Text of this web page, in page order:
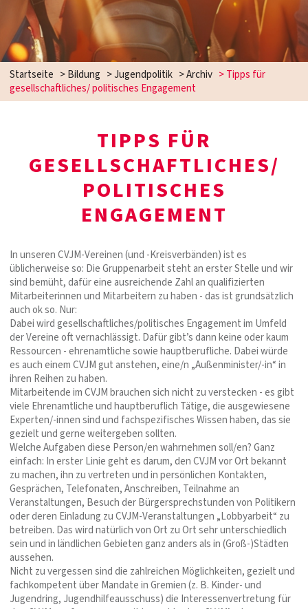
Startseite >Bildung >Jugendpolitik >Archiv >Tipps für
gesellschaftliches/ politisches Engagement
TIPPS FÜR
GESELLSCHAFTLICHES/
POLITISCHES
ENGAGEMENT
In unseren CVJM-Vereinen (und -Kreisverbänden) ist es
üblicherweise so: Die Gruppenarbeit steht an erster Stelle und wir
sind bemüht, dafür eine ausreichende Zahl an qualifizierten
Mitarbeiterinnen und Mitarbeitern zu haben - das ist grundsätzlich
auch ok so. Nur:
Dabei wird gesellschaftliches/politisches Engagement im Umfeld
der Vereine oft vernachlässigt. Dafür gibt’s dann keine oder kaum
Ressourcen - ehrenamtliche sowie hauptberufliche. Dabei würde
es auch einem CVJM gut anstehen, eine/n „Außenminister/-in“ in
ihren Reihen zu haben.
Mitarbeitende im CVJM brauchen sich nicht zu verstecken - es gibt
viele Ehrenamtliche und hauptberuflich Tätige, die ausgewiesene
Experten/-innen sind und fachspezifisches Wissen haben, das sie
gezielt und gerne weitergeben sollten.
Welche Aufgaben diese Person/en wahrnehmen soll/en? Ganz
einfach: In erster Linie geht es darum, den CVJM vor Ort bekannt
zu machen, ihn zu vertreten und in persönlichen Kontakten,
Gesprächen, Telefonaten, Anschreiben, Teilnahme an
Veranstaltungen, Besuch der Bürgersprechstunden von Politikern
oder deren Einladung zu CVJM-Veranstaltungen „Lobbyarbeit“ zu
betreiben. Das wird natürlich von Ort zu Ort sehr unterschiedlich
sein und in ländlichen Gebieten ganz anders als in (Groß-)Städten
aussehen.
Nicht zu vergessen sind die zahlreichen Möglichkeiten, gezielt und
fachkompetent über Mandate in Gremien (z. B. Kinder- und
Jugendring, Jugendhilfeausschuss) die Interessenvertretung für